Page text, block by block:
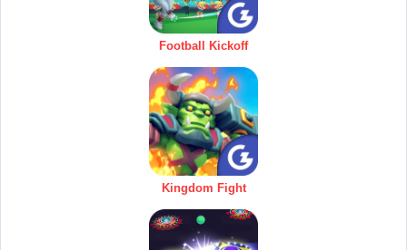
Football Kickoff
Kingdom Fight